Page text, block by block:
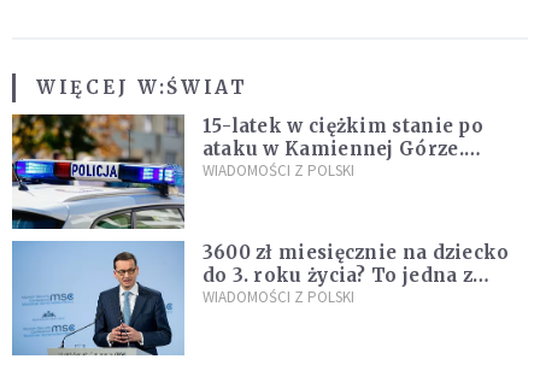
WIĘCEJ W:ŚWIAT
15-latek w ciężkim stanie po
ataku w Kamiennej Górze.
Policja zatrzymała dwóch
WIADOMOŚCI Z POLSKI
3600 zł miesięcznie na dziecko
do 3. roku życia? To jedna z
propozycji programu "Rozwój
WIADOMOŚCI Z POLSKI